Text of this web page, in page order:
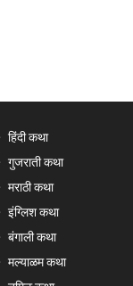
हिंदी कथा
गुजराती कथा
मराठी कथा
इंग्लिश कथा
बंगाली कथा
मल्याळम कथा